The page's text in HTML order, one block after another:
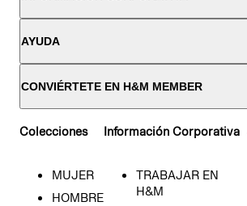
AYUDA
CONVIÉRTETE EN H&M MEMBER
Colecciones
MUJER
HOMBRE
Información Corporativa
TRABAJAR EN
H&M